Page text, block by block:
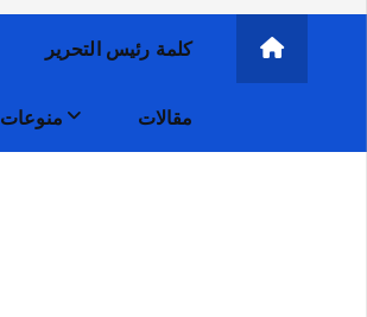
كلمة رئيس التحرير
مقالات منوعات